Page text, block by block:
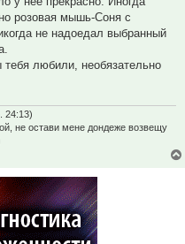
розовая мышь-Соня с
не надоедал выбранный
любили, необязательно
24:13)
не остави мене дондеже возвещу